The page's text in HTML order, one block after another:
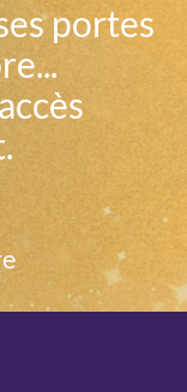
portes